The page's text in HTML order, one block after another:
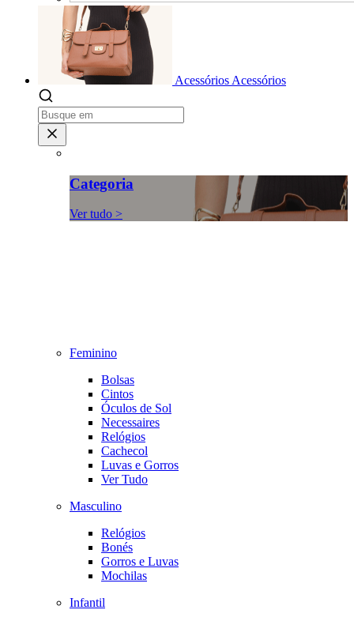
Acessórios Acessórios
Categoria
Ver tudo >
Feminino
Bolsas
Cintos
Óculos de Sol
Necessaires
Relógios
Cachecol
Luvas e Gorros
Ver Tudo
Masculino
Relógios
Bonés
Gorros e Luvas
Mochilas
Infantil